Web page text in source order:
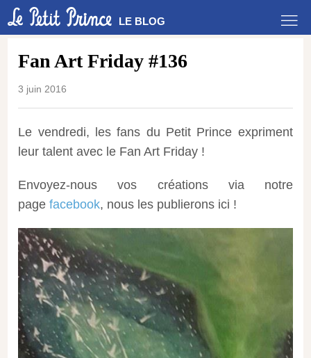
LE BLOG
Fan Art Friday #136
3 juin 2016
Le vendredi, les fans du Petit Prince expriment
leur talent avec le Fan Art Friday !
Envoyez-nous vos créations via notre
pagefacebook, nous les publierons ici !